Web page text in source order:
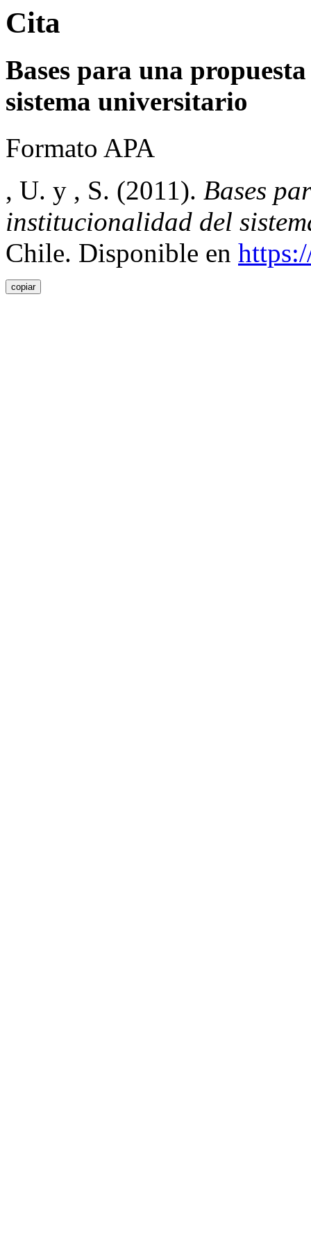
Cita
Bases para una
sistema universitario
Formato APA
, U. y , S. (2011). Bases
institucionalidad del
Chile. Disponible en
copiar